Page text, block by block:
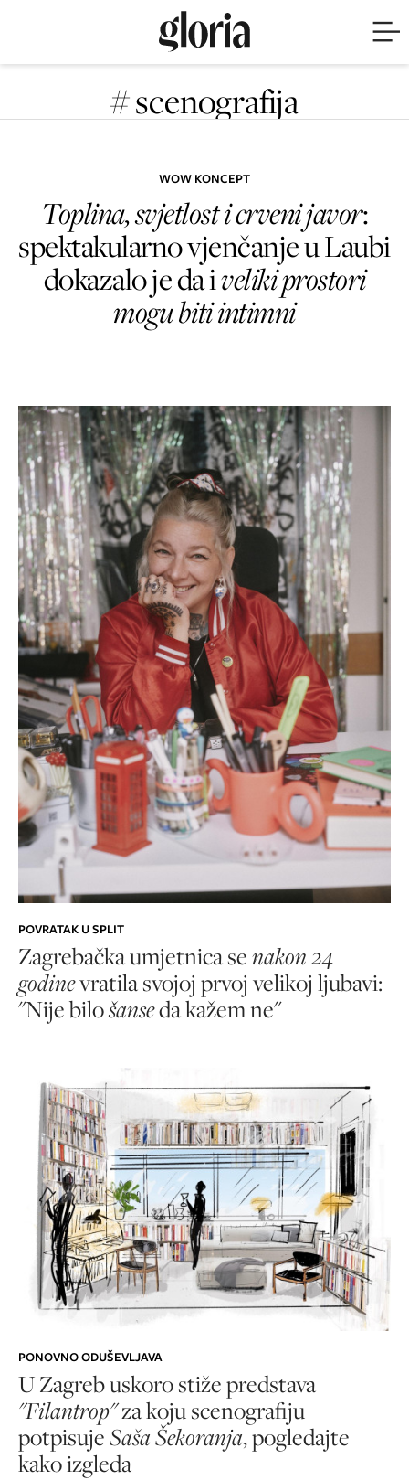
# scenografija
WOW KONCEPT
Toplina, svjetlost i crveni javor:
spektakularno vjenčanje u Laubi
dokazalo je da iveliki prostori
mogu biti intimni
POVRATAK U SPLIT
Zagrebačka umjetnica senakon 24
godinevratila svojoj prvoj velikoj ljubavi:
"Nije bilošanseda kažem ne"
PONOVNO ODUŠEVLJAVA
U Zagreb uskoro stiže predstava
"Filantrop"za koju scenografiju
potpisujeSaša Šekoranja, pogledajte
kako izgleda